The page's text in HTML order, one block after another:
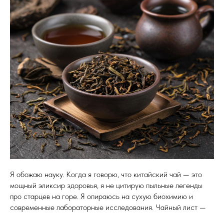
Я обожаю науку. Когда я говорю, что китайский чай — это
мощный эликсир здоровья, я не цитирую пыльные легенды
про старцев на горе. Я опираюсь на сухую биохимию и
современные лабораторные исследования. Чайный лист —